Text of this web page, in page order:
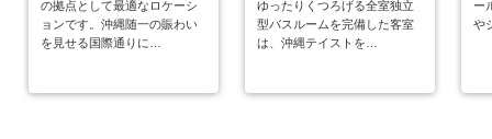
の拠点として最適なロケーシ
ョンです。沖縄随一の賑わい
を見せる国際通りに…
ゆったりくつろげる全室独立
型バスルームを完備した客室
は、沖縄テイストを…
ー
や
スも抜群。アウトレットモー
ルや大型商業施設が立地し、
リゾートショッピングの環境
の前に広がる海と左右ふたつ
の滑走路に飛行機が離発着す
る風景を一望。また…
入
雄
る人気のリゾート地。アメリ
カ西海岸をテーマに北谷の魅
力を詰め込んだ「ラ…
入れると、目の前に広がるの
は光が降り注ぐ吹き抜けのア
トリウム。ゆったりと…
ニ
で
スパ ニッシュコロニアルスタ
イルの外観。スペイン語のAlivi
o（くつろぎ）とVilla（別荘）
を
風
ャリゾートはそれらに囲まれ
たロケーションにあります。
ここには、近隣のス…
水平線に浮かぶ夕日を眺めな
がら最上階のラジウ…
く
広